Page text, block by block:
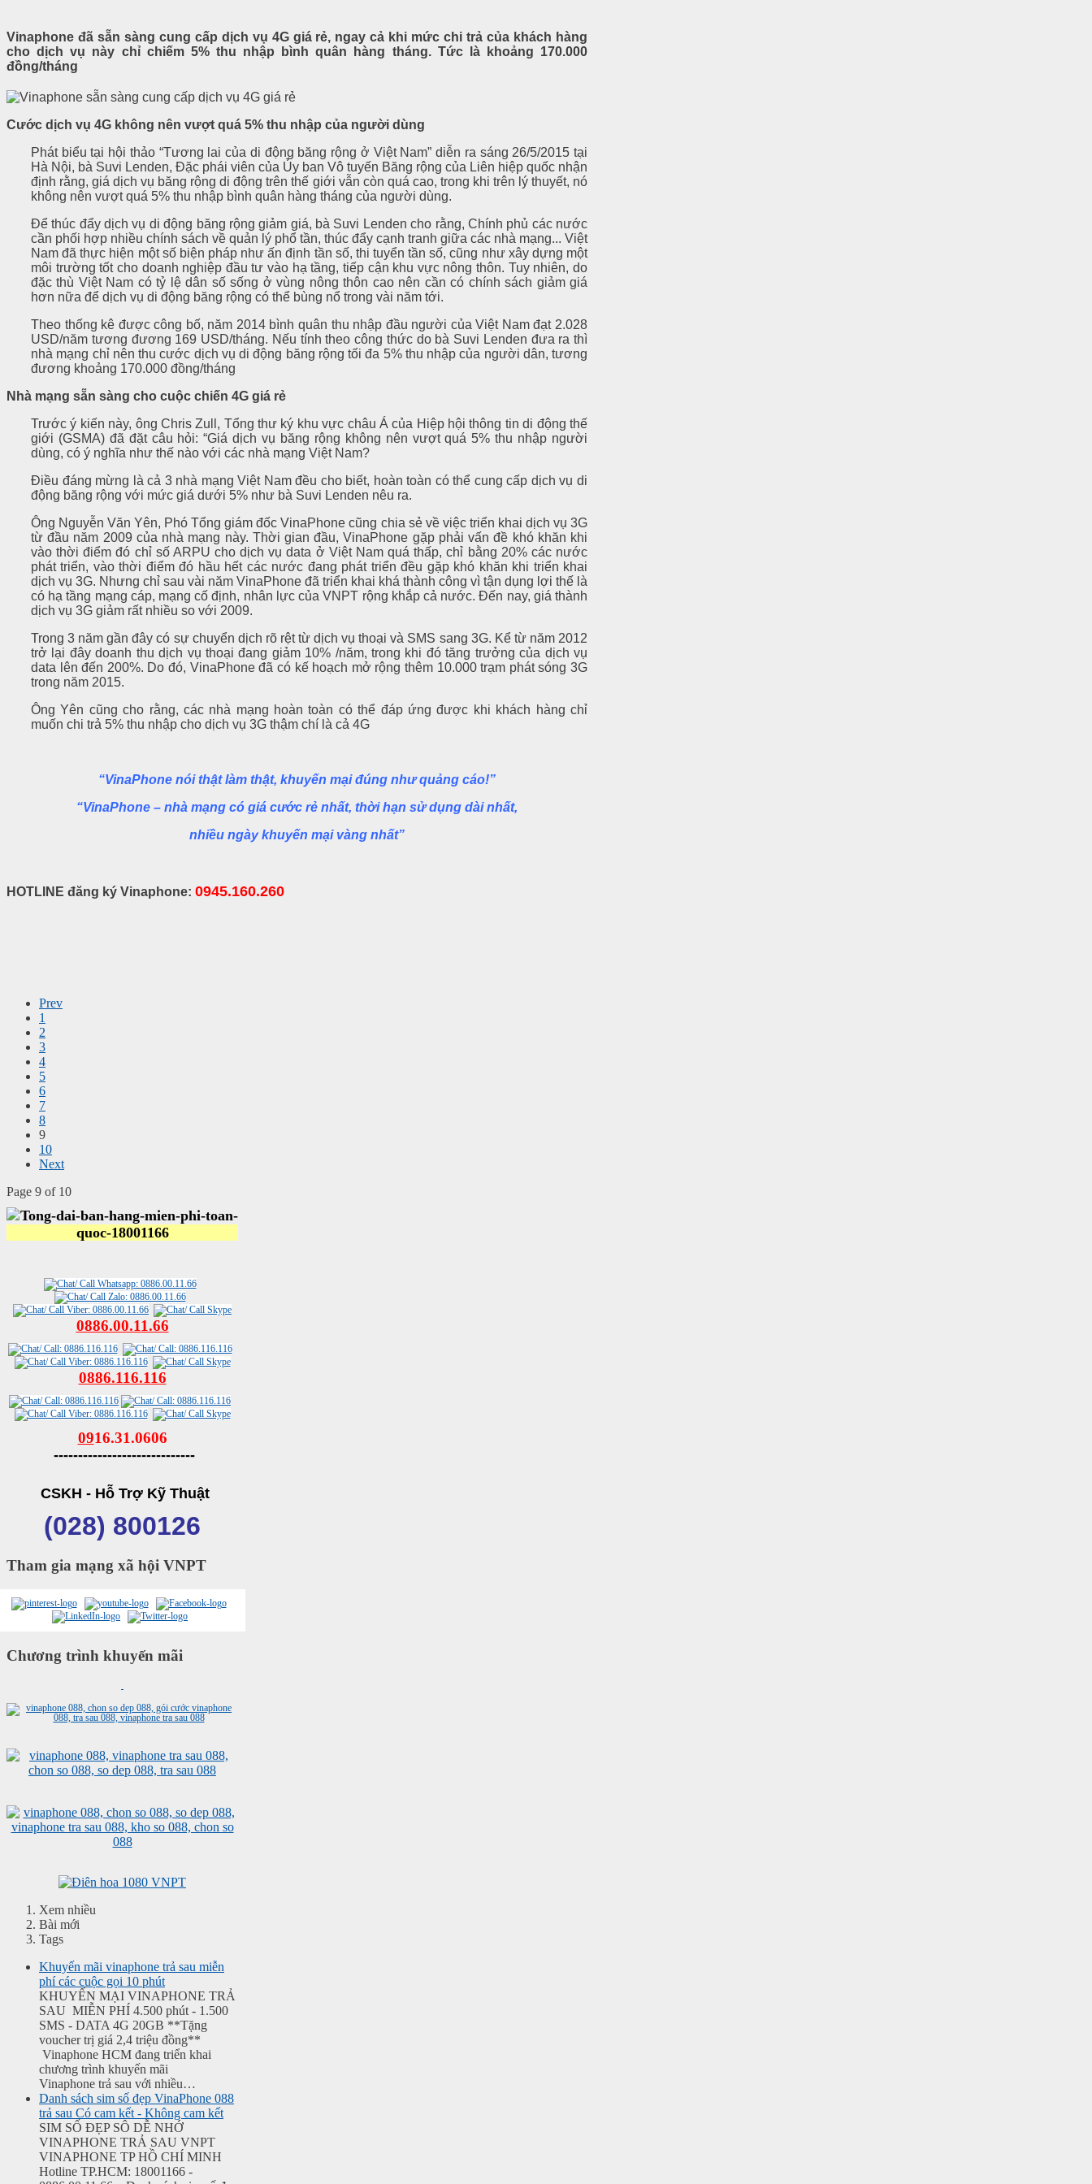
Vinaphone đã sẵn sàng cung cấp dịch vụ 4G giá rẻ, ngay cả khi mức chi trả của khách hàng
cho dịch vụ này chỉ chiếm 5% thu nhập bình quân hàng tháng. Tức là khoảng 170.000
đồng/tháng
Cước dịch vụ 4G không nên vượt quá 5% thu nhập của người dùng
Phát biểu tại hội thảo “Tương lai của di động băng rộng ở Việt Nam” diễn ra sáng 26/5/2015 tại
Hà Nội, bà Suvi Lenden, Đặc phái viên của Ủy ban Vô tuyến Băng rộng của Liên hiệp quốc nhận
định rằng, giá dịch vụ băng rộng di động trên thế giới vẫn còn quá cao, trong khi trên lý thuyết, nó
không nên vượt quá 5% thu nhập bình quân hàng tháng của người dùng.
Để thúc đẩy dịch vụ di động băng rộng giảm giá, bà Suvi Lenden cho rằng, Chính phủ các nước
cần phối hợp nhiều chính sách về quản lý phổ tần, thúc đẩy cạnh tranh giữa các nhà mạng... Việt
Nam đã thực hiện một số biện pháp như ấn định tần số, thi tuyển tần số, cũng như xây dựng một
môi trường tốt cho doanh nghiệp đầu tư vào hạ tầng, tiếp cận khu vực nông thôn. Tuy nhiên, do
đặc thù Việt Nam có tỷ lệ dân số sống ở vùng nông thôn cao nên cần có chính sách giảm giá
hơn nữa để dịch vụ di động băng rộng có thể bùng nổ trong vài năm tới.
Theo thống kê được công bố, năm 2014 bình quân thu nhập đầu người của Việt Nam đạt 2.028
USD/năm tương đương 169 USD/tháng. Nếu tính theo công thức do bà Suvi Lenden đưa ra thì
nhà mạng chỉ nên thu cước dịch vụ di động băng rộng tối đa 5% thu nhập của người dân, tương
đương khoảng 170.000 đồng/tháng
Nhà mạng sẵn sàng cho cuộc chiến 4G giá rẻ
Trước ý kiến này, ông Chris Zull, Tổng thư ký khu vực châu Á của Hiệp hội thông tin di động thế
giới (GSMA) đã đặt câu hỏi: “Giá dịch vụ băng rộng không nên vượt quá 5% thu nhập người
dùng, có ý nghĩa như thế nào với các nhà mạng Việt Nam?
Điều đáng mừng là cả 3 nhà mạng Việt Nam đều cho biết, hoàn toàn có thể cung cấp dịch vụ di
động băng rộng với mức giá dưới 5% như bà Suvi Lenden nêu ra.
Ông Nguyễn Văn Yên, Phó Tổng giám đốc VinaPhone cũng chia sẻ về việc triển khai dịch vụ 3G
từ đầu năm 2009 của nhà mạng này. Thời gian đầu, VinaPhone gặp phải vấn đề khó khăn khi
vào thời điểm đó chỉ số ARPU cho dịch vụ data ở Việt Nam quá thấp, chỉ bằng 20% các nước
phát triển, vào thời điểm đó hầu hết các nước đang phát triển đều gặp khó khăn khi triển khai
dịch vụ 3G. Nhưng chỉ sau vài năm VinaPhone đã triển khai khá thành công vì tận dụng lợi thế là
có hạ tầng mạng cáp, mạng cố định, nhân lực của VNPT rộng khắp cả nước. Đến nay, giá thành
dịch vụ 3G giảm rất nhiều so với 2009.
Trong 3 năm gần đây có sự chuyển dịch rõ rệt từ dịch vụ thoại và SMS sang 3G. Kể từ năm 2012
trở lại đây doanh thu dịch vụ thoại đang giảm 10% /năm, trong khi đó tăng trưởng của dịch vụ
data lên đến 200%. Do đó, VinaPhone đã có kế hoạch mở rộng thêm 10.000 trạm phát sóng 3G
trong năm 2015.
Ông Yên cũng cho rằng, các nhà mạng hoàn toàn có thể đáp ứng được khi khách hàng chỉ
muốn chi trả 5% thu nhập cho dịch vụ 3G thậm chí là cả 4G
“VinaPhone nói thật làm thật, khuyến mại đúng như quảng cáo!”
“VinaPhone – nhà mạng có giá cước rẻ nhất, thời hạn sử dụng dài nhất,
nhiều ngày khuyến mại vàng nhất”
HOTLINE đăng ký Vinaphone: 0945.160.260
Prev
1
2
3
4
5
6
7
8
9
10
Next
Page 9 of 10
0886.00.11.66
0886.116.116
0916.31.0606
-----------------------------
CSKH - Hỗ Trợ Kỹ Thuật
(028) 800126
Tham gia mạng xã hội VNPT
Chương trình khuyến mãi
Xem nhiều
Bài mới
Tags
Khuyến mãi vinaphone trả sau miễn
phí các cuộc gọi 10 phút
KHUYẾN MẠI VINAPHONE TRẢ
SAU MIỄN PHÍ 4.500 phút - 1.500
SMS - DATA 4G 20GB **Tặng
voucher trị giá 2,4 triệu đồng**
Vinaphone HCM đang triển khai
chương trình khuyến mãi
Vinaphone trả sau với nhiều…
Danh sách sim số đẹp VinaPhone 088
trả sau Có cam kết - Không cam kết
SIM SỐ ĐẸP SÔ DỄ NHỚ
VINAPHONE TRẢ SAU VNPT
VINAPHONE TP HỒ CHÍ MINH
Hotline TP.HCM: 18001166 -